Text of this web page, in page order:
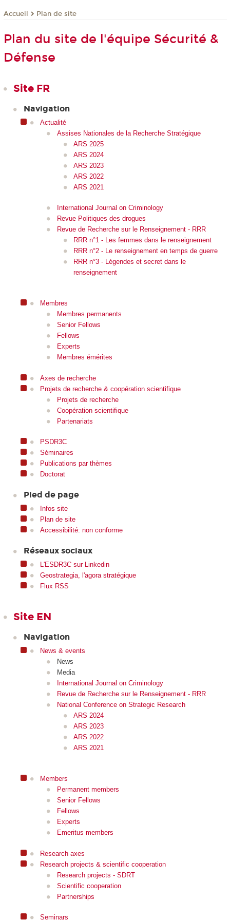
Accueil Plan de site
Plan du site de l'équipe Sécurité &
Défense
Site FR
Navigation
Actualité
Assises Nationales de la Recherche Stratégique
ARS 2025
ARS 2024
ARS 2023
ARS 2022
ARS 2021
International Journal on Criminology
Revue Politiques des drogues
Revue de Recherche sur le Renseignement - RRR
RRR n°1 - Les femmes dans le renseignement
RRR n°2 - Le renseignement en temps de guerre
RRR n°3 - Légendes et secret dans le
renseignement
Membres
Membres permanents
Senior Fellows
Fellows
Experts
Membres émérites
Axes de recherche
Projets de recherche & coopération scientifique
Projets de recherche
Coopération scientifique
Partenariats
PSDR3C
Séminaires
Publications par thèmes
Doctorat
Pied de page
Infos site
Plan de site
Accessibilité: non conforme
Réseaux sociaux
L'ESDR3C sur Linkedin
Geostrategia, l'agora stratégique
Flux RSS
Site EN
Navigation
News & events
News
Media
International Journal on Criminology
Revue de Recherche sur le Renseignement - RRR
National Conference on Strategic Research
ARS 2024
ARS 2023
ARS 2022
ARS 2021
Members
Permanent members
Senior Fellows
Fellows
Experts
Emeritus members
Research axes
Research projects & scientific cooperation
Research projects - SDRT
Scientific cooperation
Partnerships
Seminars